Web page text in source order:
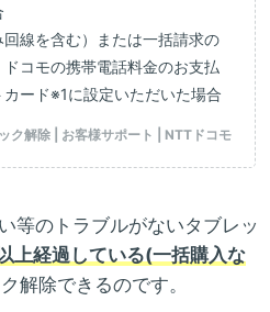
線を含む）または一括請求の
コモの携帯電話料金のお支払
ード※1に設定いただいた場合
ク解除 | お客様サポート | NTTドコモ
等のトラブルがないタブレッ
上経過している(一括購入な
解除できるのです。